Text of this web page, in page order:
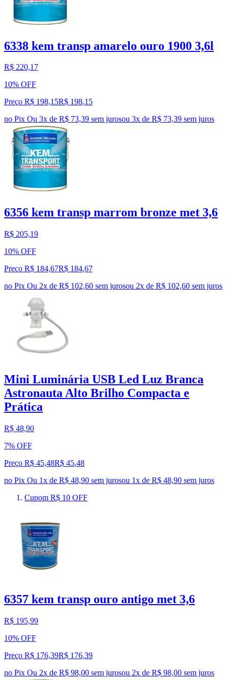
6338 kem transp amarelo ouro 1900 3,6l
R$ 220,17
10% OFF
Preço R$ 198,15R$ 198,15
no Pix Ou 3x de R$ 73,39 sem jurosou 3x de R$ 73,39 sem juros
6356 kem transp marrom bronze met 3,6
R$ 205,19
10% OFF
Preço R$ 184,67R$ 184,67
no Pix Ou 2x de R$ 102,60 sem jurosou 2x de R$ 102,60 sem juros
Mini Luminária USB Led Luz Branca
Astronauta Alto Brilho Compacta e
Prática
R$ 48,90
7% OFF
Preço R$ 45,48R$ 45,48
no Pix Ou 1x de R$ 48,90 sem jurosou 1x de R$ 48,90 sem juros
Cupom R$ 10 OFF
6357 kem transp ouro antigo met 3,6
R$ 195,99
10% OFF
Preço R$ 176,39R$ 176,39
no Pix Ou 2x de R$ 98,00 sem jurosou 2x de R$ 98,00 sem juros